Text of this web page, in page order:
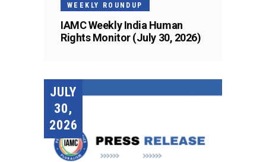
WEEKLY ROUNDUP
IAMC Weekly India Human
Rights Monitor (July 30, 2026)
JULY
30,
2026